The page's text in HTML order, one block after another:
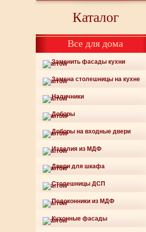
Каталог
Все для дома
Заменить фасады кухни
Замена столешницы на кухне
Наличники
Доборы
Доборы на входные двери
Изделия из МДФ
Двери для шкафа
Столешницы ДСП
Подоконники из МДФ
Кухонные фасады